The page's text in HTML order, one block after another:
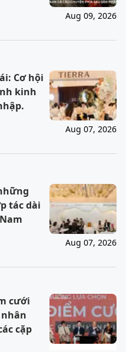
Aug 09, 2026
Cơ hội
kinh
Aug 07, 2026
tác dài
Aug 07, 2026
cưới
cặp